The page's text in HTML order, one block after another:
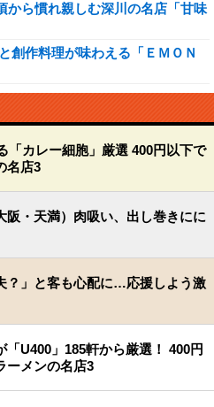
から慣れ親しむ深川の名店「甘味
創作料理が味わえる「ＥＭＯＮ
「カレー細胞」厳選 400円以下で
名店3
阪・天満）肉吸い、出し巻きにに
？」と客も心配に…応援しよう激
「U400」185軒から厳選！ 400円
ーメンの名店3